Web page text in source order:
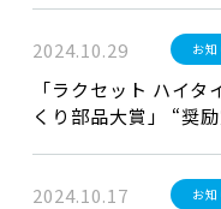
2024.10.29 お
「ラクセット ハイ
くり部品大賞」 “奨
2024.10.17 お